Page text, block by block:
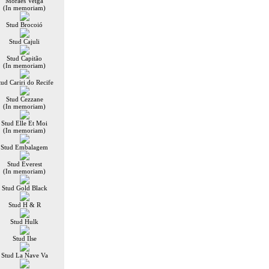
(In memoriam)
Stud Brocoió
Stud Cajuli
Stud Capitão
(In memoriam)
Cariri do Recife
Stud Cezzane
(In memoriam)
Stud Elle Et Moi
(In memoriam)
Stud Embalagem
Stud Everest
(In memoriam)
Stud Gold Black
Stud H & R
Stud Hulk
Stud Ilse
Stud La Nave Va